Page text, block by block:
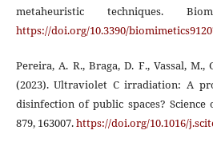
metaheuristic techniques.
https://doi.org/10.3390/
Pereira, A. R., Braga, D. F., Vassal, M.,
(2023). Ultraviolet C irradiation: A
disinfection of public spaces?
879, 163007.https://doi.org/10.1016/